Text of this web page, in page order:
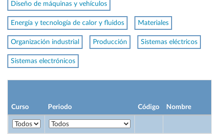
Diseño de máquinas y vehículos
Energía y tecnología de calor y fluidos Materiales
Organización industrial Producción Sistemas eléctricos
Sistemas electrónicos
Curso Periodo Código Nombre